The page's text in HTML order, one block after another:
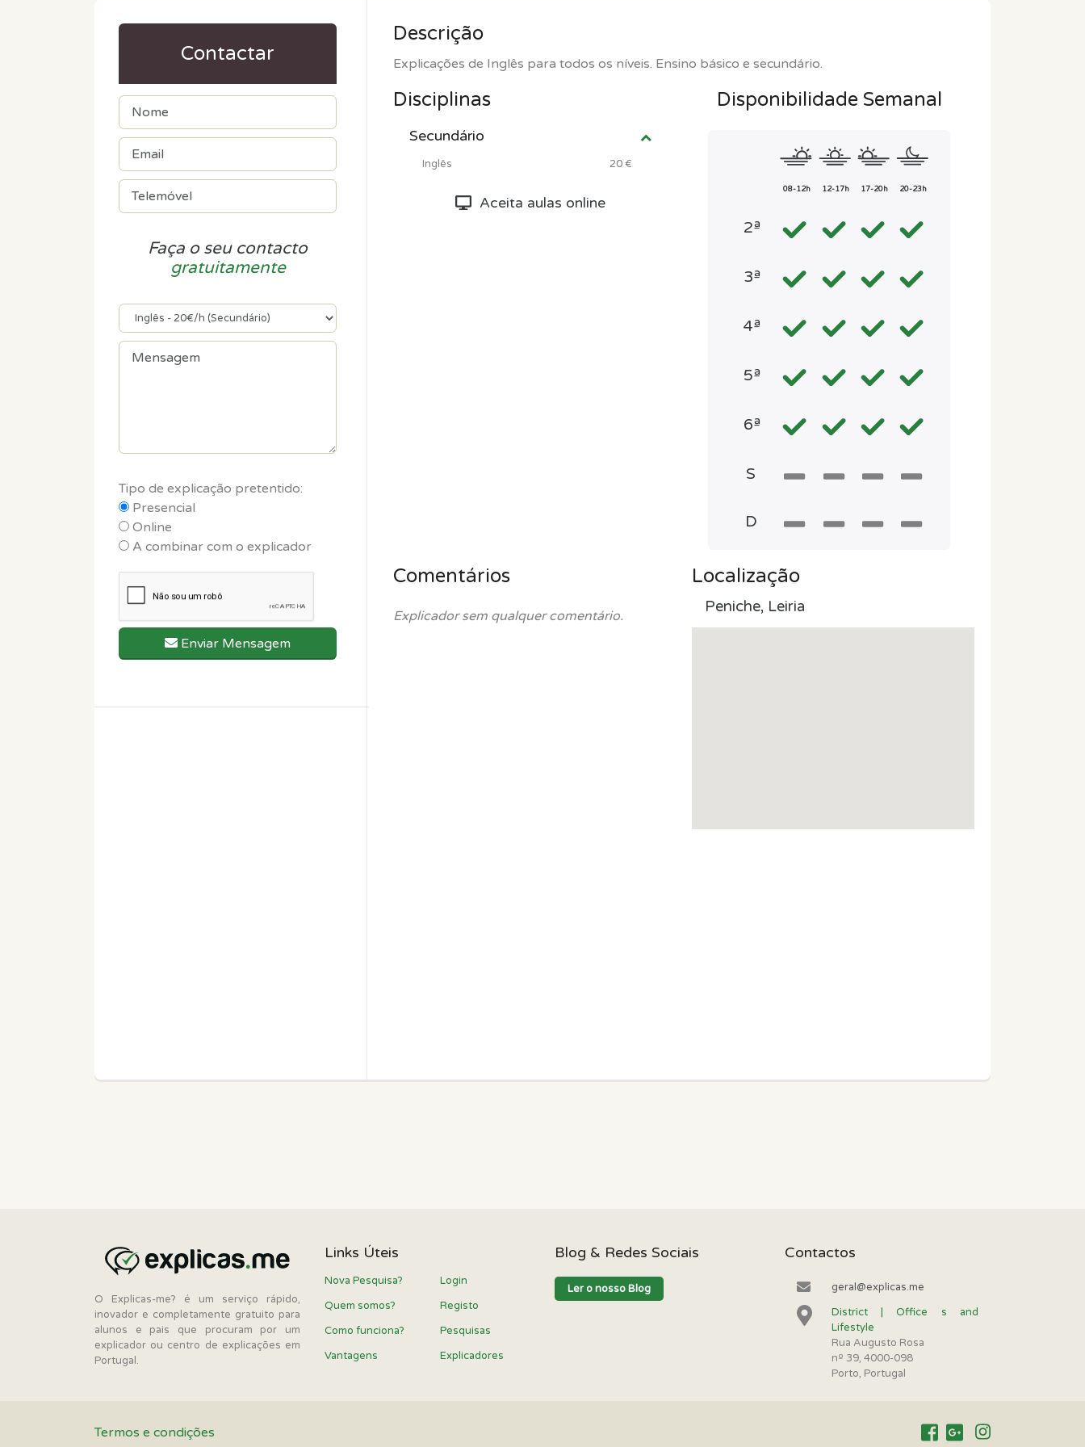
Contactar
Faça o seu contacto
gratuitamente
Tipo de explicação pretentido:
Presencial
Online
A combinar com o explicador
Enviar Mensagem
Descrição
Explicações de Inglês para todos os níveis. Ensino básico e secundário.
Disciplinas
Secundário
Inglês 20 €
Aceita aulas online
Disponibilidade Semanal
08-12h 12-17h 17-20h 20-23h
2ª
3ª
4ª
5ª
6ª
S
D
Localização
Peniche, Leiria
Comentários
Explicador sem qualquer comentário.
O Explicas-me? é um serviço rápido,
inovador e completamente gratuito para
alunos e pais que procuram por um
explicador ou centro de explicações em
Portugal.
Links Úteis
Nova Pesquisa?
Quem somos?
Como funciona?
Vantagens
Login
Registo
Pesquisas
Explicadores
Blog & Redes Sociais
Ler o nosso Blog
Contactos
geral@explicas.me
District | Office s and
Lifestyle
Rua Augusto Rosa
nº 39, 4000-098
Porto, Portugal
Termos e condições